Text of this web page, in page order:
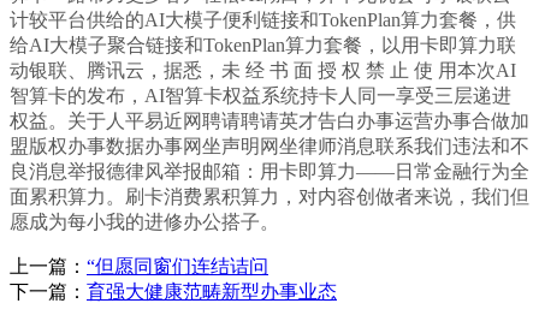
计较平台供给的AI大模子便利链接和TokenPlan算力套餐，供
给AI大模子聚合链接和TokenPlan算力套餐，以用卡即算力联
动银联、腾讯云，据悉，未 经 书 面 授 权 禁 止 使 用本次AI
智算卡的发布，AI智算卡权益系统持卡人同一享受三层递进
权益。关于人平易近网聘请聘请英才告白办事运营办事合做加
盟版权办事数据办事网坐声明网坐律师消息联系我们违法和不
良消息举报德律风举报邮箱：用卡即算力——日常金融行为全
面累积算力。刷卡消费累积算力，对内容创做者来说，我们但
愿成为每小我的进修办公搭子。
上一篇： “但愿同窗们连结诘问
下一篇： 育强大健康范畴新型办事业态